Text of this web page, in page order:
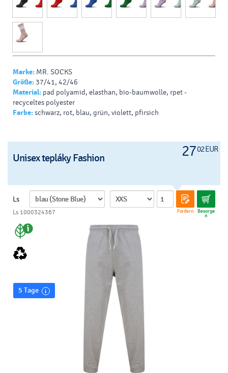
Marke: MR. SOCKS
Größe: 37/41, 42/46
Material: pad polyamid, elasthan, bio-baumwolle, rpet -
recyceltes polyester
Farbe:schwarz, rot, blau, grün, violett, pfirsich
2702 EUR
Unisex tepláky Fashion
Ls
Fordern Besorge
n
Ls 1000324367
5 Tage